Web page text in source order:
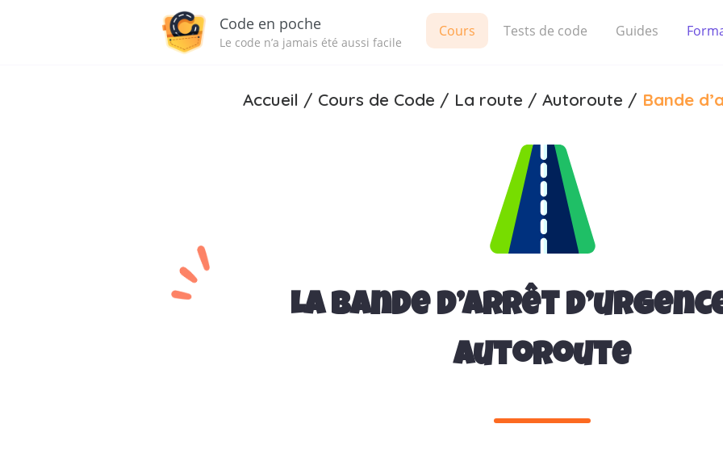
Code en poche
Le code n’a jamais été aussi facile
Cours Tests de code Guides
Accueil / Cours de Code / La route / Autoroute / Bande
La bande d’arrêt
autoroute